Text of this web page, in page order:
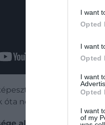
I want
Opted
I want
Opted
I want
Opted
I want
of my
hosszú,
óta nem újították fel, így